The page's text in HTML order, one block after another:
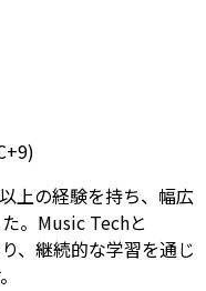
上の経験を持ち、幅広
。Music Techと
、継続的な学習を通じ